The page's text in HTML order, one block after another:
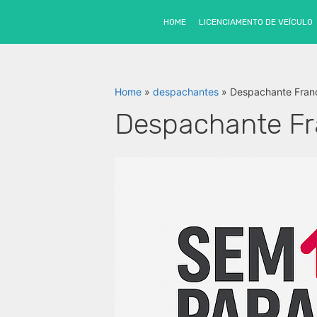
HOME LICENCIAMENTO DE VEÍCULO
Home » despachantes » Despachante
Despachante
SEM PARAR- Cupom exclusivo12